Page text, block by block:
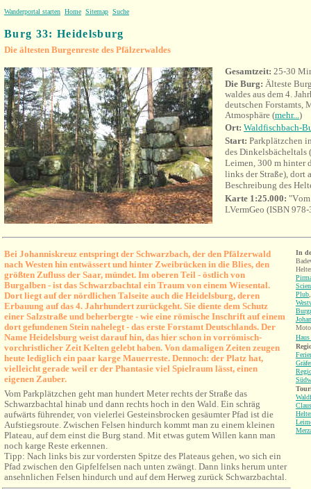
Wanderportal starten Home Sitemap Suche
Burg 33: Heidelsburg
Die ältesten Burgenreste des Pfälzerwaldes
Gesamtzeit: 25-30
Die Burg: Älteste
waldes aus dem 4.
deutschen Forstamts,
Atmosphäre (mehr...)
Ort: Waldfischbach-
Start: Parkplätzchen
des
Leimen, 300 m hinter
links der Straße), dort
Beschreibung des
Karte 1:25.000: "V
LVermGeo (ISBN
Bei Johanniskreuz entspringt der Schwarzbach, der den Pfälzerwald
nach Westen hin entwässert und hinter Zweibrücken in die Blies, den
größten Zufluss der Saar, mündet. Im oberen Teil - östlich von
Burgalben - ist das Schwarzbachtal ein Traum von einem Wiesental.
Dort liegt auf der nördlichen Talseite auch die Heidelsburg, deren
Erbauung auf das 4. Jahrhundert zurückgeht. Sie diente dem Schutz
einer Salzstraße und beherbergte - wie eine römische Inschrift auf einem
dort gefundenen Stein nahelegt - das erste Forstamt Deutschlands. Der
Name Heidelsburg weist darauf hin, das hier schon in vorrömisch-
vorchristlicher Zeit Kelten gelebt haben. Von damaligen Zeiten zeugen
heute lediglich ein paar karge Mauerreste. Dennoch: der Platz hat,
vielleicht gerade weil er der Phantasie viel Spielraum lässt, einen
eigenen Zauber.
Vom Parkplätzchen geht man hundert Meter rechts der Straße das
Schwarzbachtal hinab und dann rechts hoch in den Wald. Ein schräg
aufwärts führender, von vielerlei Gesteinsbrocken gesäumter Pfad ist die
Aufstiegsroute. Zwischen Felsen hindurch kommt man zu einem kleinen
Plateau, auf dem einst die Burg stand. Mit etwas gutem Willen kann man
noch karge Reste erkennen.
Tipp: Nach links bis zur vordersten Spitze des Plateaus gehen, wo sich ein
Pfad zwischen den Gipfelfelsen nach unten zwängt. Dann links herum unter
ansehnlichen Felsen hindurch und auf dem Herweg zurück Schwarzbachtal.
In
Plub